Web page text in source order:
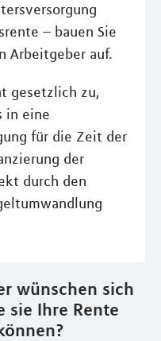
– bauen Sie
Arbeitgeber auf.
gesetzlich zu,
in eine
für die Zeit der
der
durch den
wünschen sich
sie Ihre Rente